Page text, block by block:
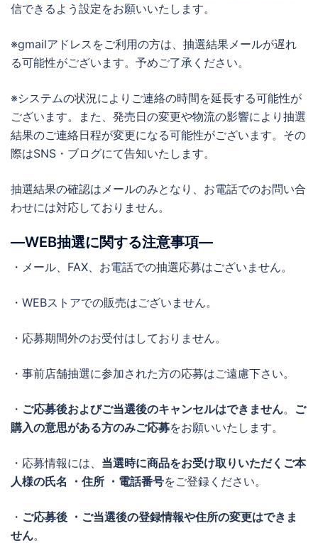
信できるよう設定をお願いいたします。
※gmailアドレスをご利用の方は、抽選結果メールが遅れ
る可能性がございます。予めご了承ください。
※システムの状況によりご連絡の時間を延長する可能性が
ございます。また、発売日の変更や物流の影響により抽選
結果のご連絡日程が変更になる可能性がございます。その
際はSNS・ブログにて告知いたします。
抽選結果の確認はメールのみとなり、お電話でのお問い合
わせには対応しておりません。
―WEB抽選に関する注意事項―
・メール、FAX、お電話での抽選応募はございません。
・WEBストアでの販売はございません。
・応募期間外のお受付はしておりません。
・事前店舗抽選に参加された方の応募はご遠慮下さい。
・ ご応募後およびご当選後のキャンセルはできません。 ご
購入の意思がある方のみご応募をお願いいたします。
・応募情報には、 当選時に商品をお受け取りいただくご本
人様の氏名 ・住所 ・電話番号をご登録ください。
・ ご応募後 ・ご当選後の登録情報や住所の変更はできま
せん。